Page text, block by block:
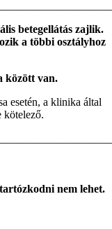
betegellátás zajlik.
a többi osztályhoz
között van.
esetén, a klinika által
kötelező.
nem lehet.